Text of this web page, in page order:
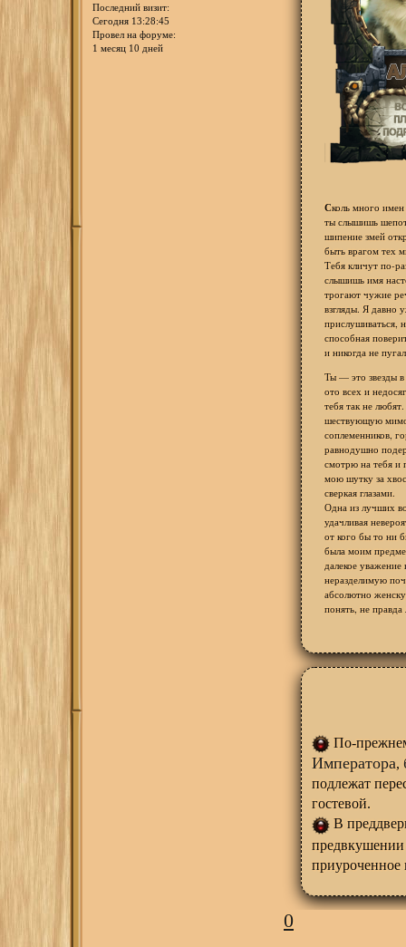
Последний визит:
Сегодня 13:28:45
Провел на форуме:
1 месяц 10 дней
Сколь много имен
ты слышишь
шипение змей
быть врагом тех
Тебя кличут по-
слышишь имя
трогают чужие
взгляды. Я давно
прислушиваться,
способная
и никогда не
Ты — это звезды в
ото всех и
тебя так не
шествующую
соплеменников,
равнодушно
смотрю на тебя и
мою шутку за
сверкая глазами.
Одна из лучших
удачливая
от кого бы то ни
была моим
далекое
неразделимую
абсолютно
понять, не
По-
Императора,
подлежат
гостевой.
В
предвкушении
0